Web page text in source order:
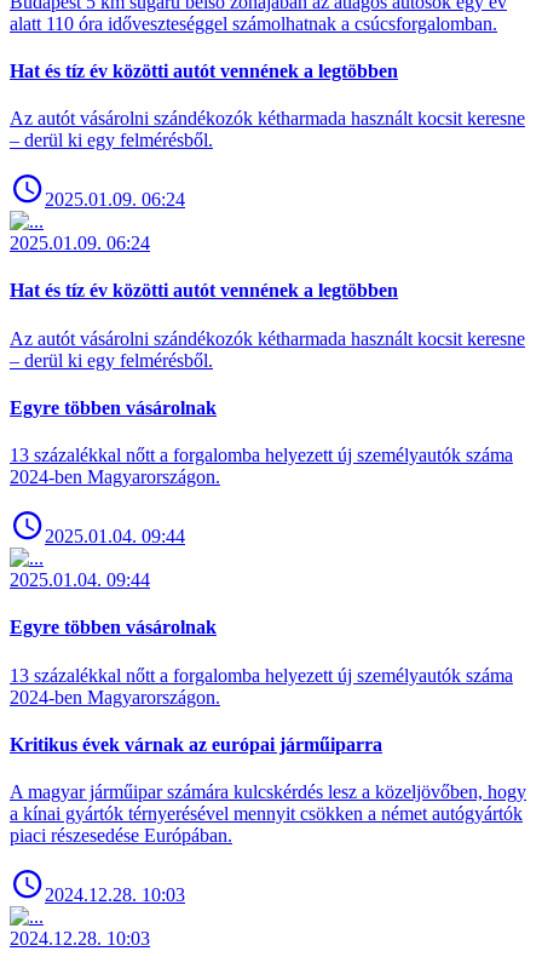
alatt 110 óra időveszteséggel számolhatnak a csúcsforgalomban.
Hat és tíz év közötti autót vennének a legtöbben
Az autót vásárolni szándékozók kétharmada használt kocsit keresne
– derül ki egy felmérésből.
2025.01.09. 06:24
2025.01.09. 06:24
Hat és tíz év közötti autót vennének a legtöbben
Az autót vásárolni szándékozók kétharmada használt kocsit keresne
– derül ki egy felmérésből.
Egyre többen vásárolnak
13 százalékkal nőtt a forgalomba helyezett új személyautók száma
2024-ben Magyarországon.
2025.01.04. 09:44
2025.01.04. 09:44
Egyre többen vásárolnak
13 százalékkal nőtt a forgalomba helyezett új személyautók száma
2024-ben Magyarországon.
Kritikus évek várnak az európai járműiparra
A magyar járműipar számára kulcskérdés lesz a közeljövőben, hogy
a kínai gyártók térnyerésével mennyit csökken a német autógyártók
piaci részesedése Európában.
2024.12.28. 10:03
2024.12.28. 10:03